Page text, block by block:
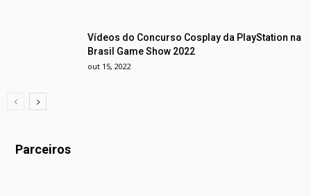
Vídeos do Concurso Cosplay da PlayStation na
Brasil Game Show 2022
out 15, 2022
Parceiros